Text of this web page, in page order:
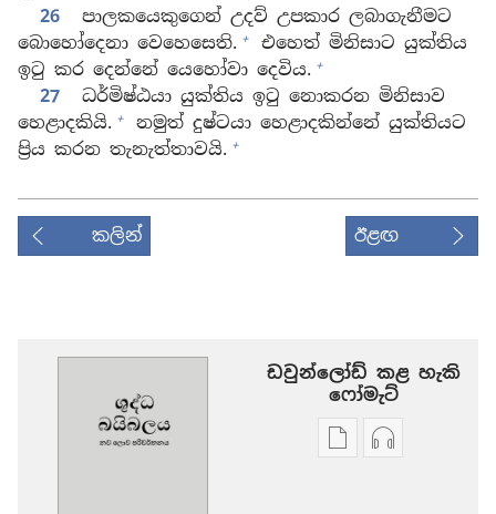
26
පාලකයෙකුගෙන් උදව් උපකාර ලබාගැනීමට
බොහෝදෙනා වෙහෙසෙති. +
එහෙත් මිනිසාට යුක්තිය
ඉටු කර දෙන්නේ යෙහෝවා දෙවිය. +
27
ධර්මිෂ්ඨයා යුක්තිය ඉටු නොකරන මිනිසාව
හෙළාදකියි. +
නමුත් දුෂ්ටයා හෙළාදකින්නේ යුක්තියට
ප්‍රිය කරන තැනැත්තාවයි. +
කලින් ඊළඟ
ඩවුන්ලෝඩ් කළ හැකි
‍‍ෆෝමැට්
ප්‍රකාශනඕඩියෝ